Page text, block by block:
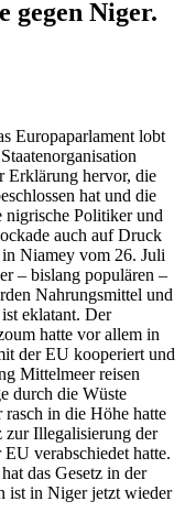
gegen Niger.
Europaparlament lobt
Erklärung hervor, die
hat und die
nigrische Politiker und
auch auf Druck
Niamey vom 26. Juli
– bislang populären –
Nahrungsmittel und
eklatant. Der
hatte vor allem in
der EU kooperiert und
Mittelmeer reisen
durch die Wüste
in die Höhe hatte
zur Illegalisierung der
verabschiedet hatte.
das Gesetz in der
ist in Niger jetzt wieder